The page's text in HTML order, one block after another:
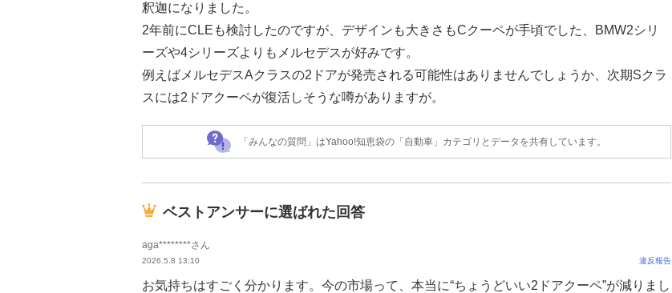
釈迦になりました。
2年前にCLEも検討したのですが、デザインも大きさもCクーペが手頃でした、BMW2シリ
ーズや4シリーズよりもメルセデスが好みです。
例えばメルセデスAクラスの2ドアが発売される可能性はありませんでしょうか、次期Sクラ
スには2ドアクーペが復活しそうな噂がありますが。
「みんなの質問」はYahoo!知恵袋の「自動車」カテゴリとデータを共有しています。
ベストアンサーに選ばれた回答
aga********さん
2026.5.8 13:10 違反報告
お気持ちはすごく分かります。今の市場って、本当に“ちょうどいい2ドアクーペ”が減りまし